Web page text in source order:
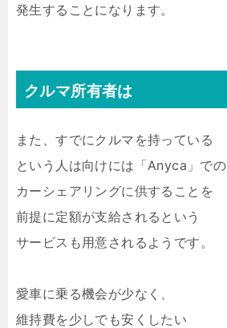
発生することになります。
クルマ所有者は
また、すでにクルマを持っている
という人は向けには「Anyca」での
カーシェアリングに供することを
前提に定額が支給されるという
サービスも用意されるようです。
愛車に乗る機会が少なく、
維持費を少しでも安くしたい